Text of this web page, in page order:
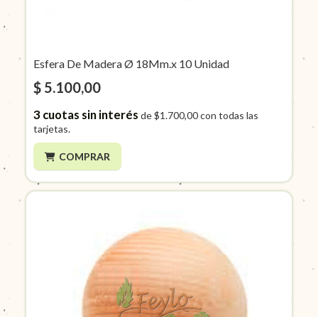
Esfera De Madera Ø 18Mm.x 10 Unidad
$ 5.100,00
3cuotas sin interés de$1.700,00con todas las
tarjetas.
COMPRAR